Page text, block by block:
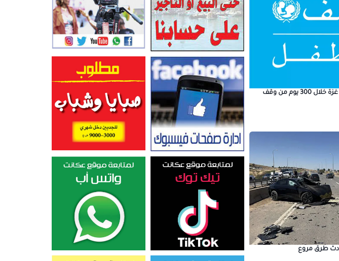
اليونسيف: مقتل 300 طفل في غزة خلال 300 يوم من وقف
طرق مروع